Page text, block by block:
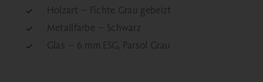
Holzart – Fichte Grau gebeizt
Metallfarbe – Schwarz
Glas – 6 mm ESG, Parsol Grau